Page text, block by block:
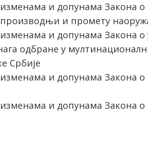
и допунама Закона о
и промету
и допунама Закона о
одбране у
Србије
и допунама Закона о
и допунама Закона